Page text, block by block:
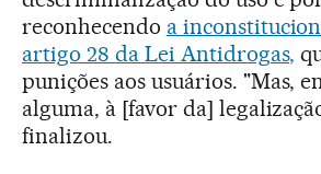
reconhecendo a
artigo 28 da Lei Antidrogas,
punições aos usuários. "Mas,
alguma, à [favor da]
finalizou.